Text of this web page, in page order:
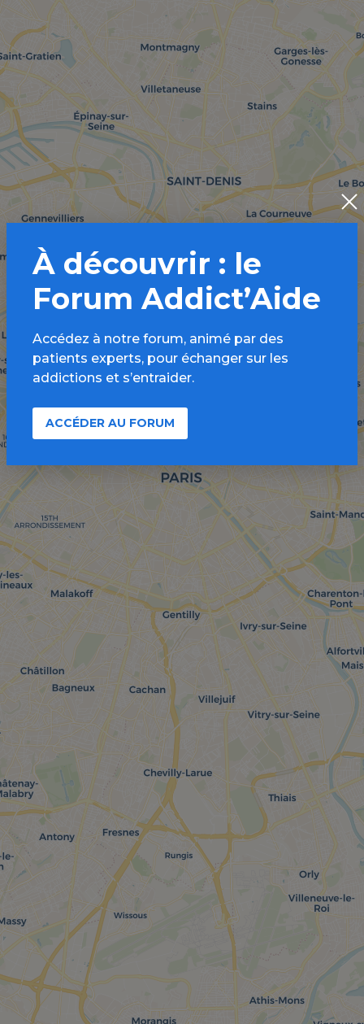
À découvrir : le
Forum Addict’Aide
Accédez à notre forum, animé par des
patients experts, pour échanger sur les
addictions et s’entraider.
ACCÉDER AU FORUM